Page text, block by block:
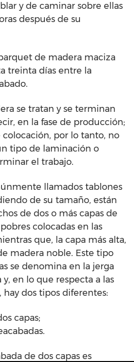
y de caminar sobre ellas
después de su
de madera maciza
treinta días entre la
se tratan y se terminan
en la fase de producción;
colocación, por lo tanto, no
tipo de laminación o
el trabajo.
llamados tablones
de su tamaño, están
de dos o más capas de
colocadas en las
que, la capa más alta,
madera noble. Este tipo
se denomina en la jerga
en lo que respecta a las
dos tipos diferentes:
capas;
de dos capas es